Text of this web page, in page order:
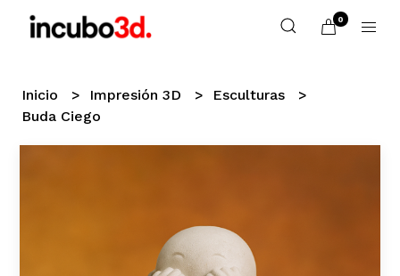
0
Inicio Impresión 3D
Esculturas
Buda Ciego